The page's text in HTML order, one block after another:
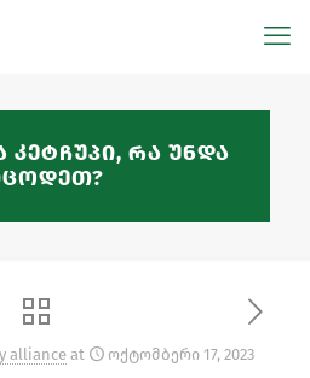
კეტჩუპი, რა უნდა
alliance at ოქტომბერი 17, 2023